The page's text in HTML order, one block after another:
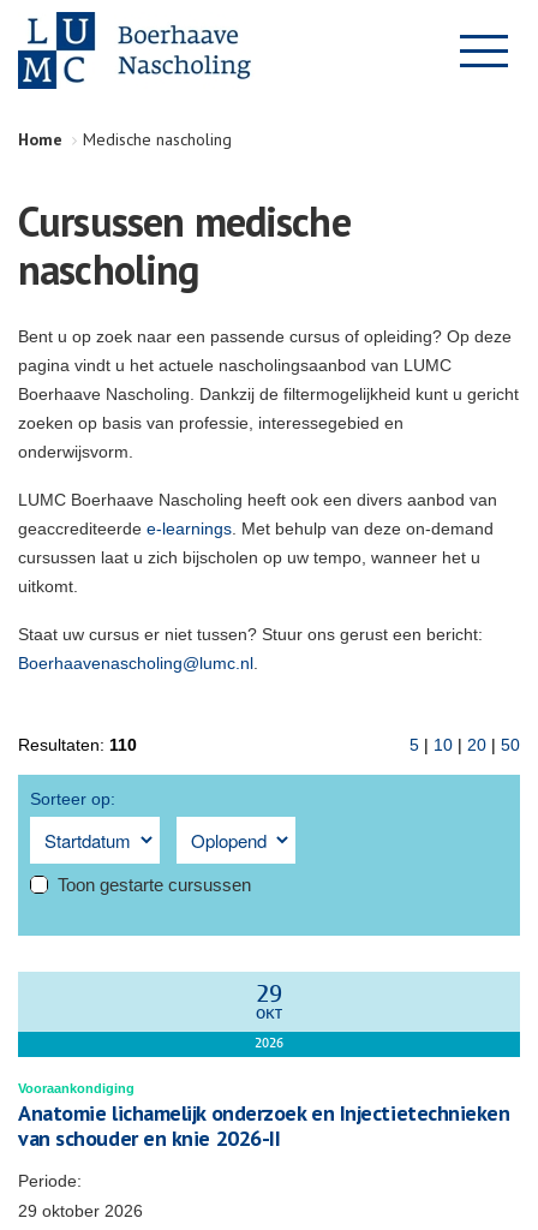
Home Medische nascholing
Cursussen medische
nascholing
Bent u op zoek naar een passende cursus of opleiding? Op deze
pagina vindt u het actuele nascholingsaanbod van LUMC
Boerhaave Nascholing. Dankzij de filtermogelijkheid kunt u gericht
zoeken op basis van professie, interessegebied en
onderwijsvorm.
LUMC Boerhaave Nascholing heeft ook een divers aanbod van
geaccrediteerde e-learnings . Met behulp van deze on-demand
cursussen laat u zich bijscholen op uw tempo, wanneer het u
uitkomt.
Staat uw cursus er niet tussen? Stuur ons gerust een bericht:
Boerhaavenascholing@lumc.nl
Resultaten: 110 5 | 10 | 20 | 50
Sorteer op:
Toon gestarte cursussen
29
OKT
2026
Vooraankondiging
Anatomie lichamelijk onderzoek en Injectietechnieken
van schouder en knie 2026-II
Periode:
29 oktober 2026